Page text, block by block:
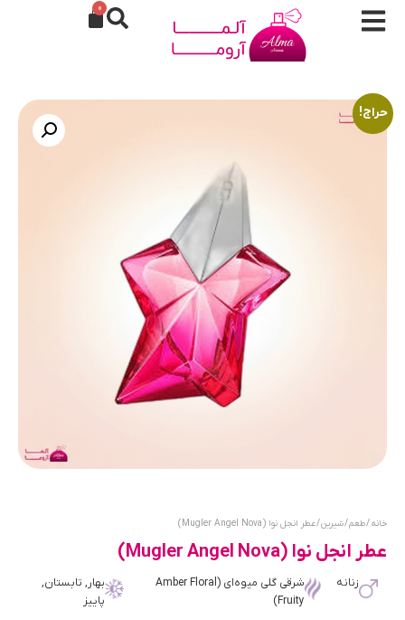
0
حراج!
خانه/طعم/شیرین/ عطر انجل نوا (Mugler Angel Nova)
عطر انجل نوا (Mugler Angel Nova)
زنانه
شرقی گلی میوه‌ای (Amber Floral
Fruity)
بهار, تابستان,
پاییز